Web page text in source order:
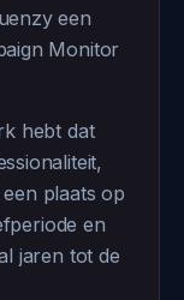
een
Monitor
hebt dat
plaats op
en
jaren tot de